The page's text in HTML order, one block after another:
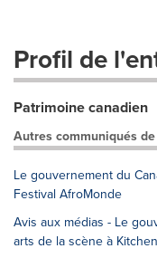
Profil de
Patrimoine canadien
Autres communiqués
Le gouvernement du
Festival AfroMonde
Avis aux médias - Le
arts de la scène à